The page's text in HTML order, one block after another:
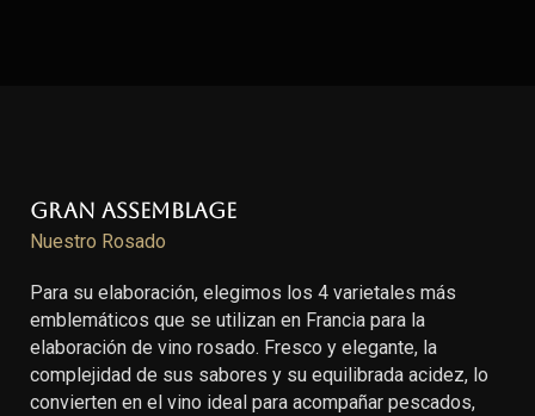
Gran Assemblage
Nuestro Rosado
Para su elaboración, elegimos los 4 varietales más
emblemáticos que se utilizan en Francia para la
elaboración de vino rosado. Fresco y elegante, la
complejidad de sus sabores y su equilibrada acidez, lo
convierten en el vino ideal para acompañar pescados,